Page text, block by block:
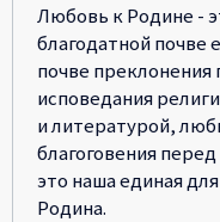
Любовь к Родине -
благодатной почве
почве
исповедания
и литературой,
благоговения
это наша единая
Родина.